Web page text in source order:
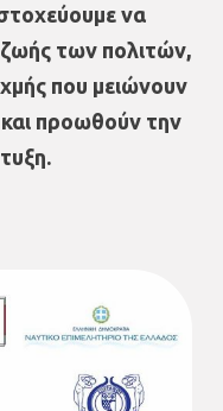
να
των πολιτών,
που μειώνουν
προωθούν την